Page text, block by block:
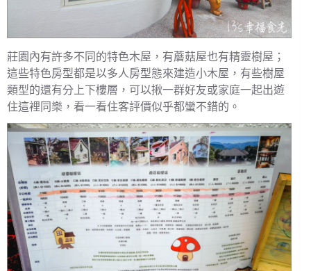
莊園內有許多不同的特色木屋，有蘑菇屋也有精靈樹屋；
這些特色房型都是以多人房型態來建造小木屋，有些樹屋
類型的還有分上下樓層，可以揪一群好友或家庭一起出遊
住這裡同樂，看一看住客評價似乎都蠻不錯的。